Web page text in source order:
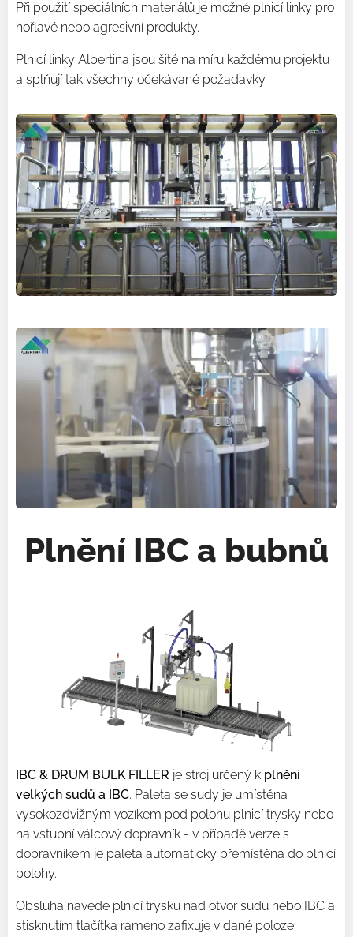
Při použití speciálních materiálů je možné plnicí linky pro
hořlavé nebo agresivní produkty.
Plnicí linky Albertina jsou šité na míru každému projektu
a splňují tak všechny očekávané požadavky.
Plnění IBC a bubnů
IBC & DRUM BULK FILLER je stroj určený k plnění
velkých sudů a IBC. Paleta se sudy je umístěna
vysokozdvižným vozíkem pod polohu plnicí trysky nebo
na vstupní válcový dopravník - v případě verze s
dopravníkem je paleta automaticky přemístěna do plnicí
polohy.
Obsluha navede plnicí trysku nad otvor sudu nebo IBC a
stisknutím tlačítka rameno zafixuje v dané poloze.